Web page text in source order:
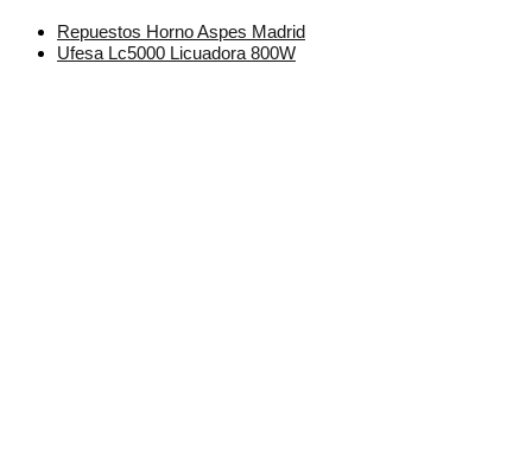
Repuestos Horno Aspes Madrid
Ufesa Lc5000 Licuadora 800W